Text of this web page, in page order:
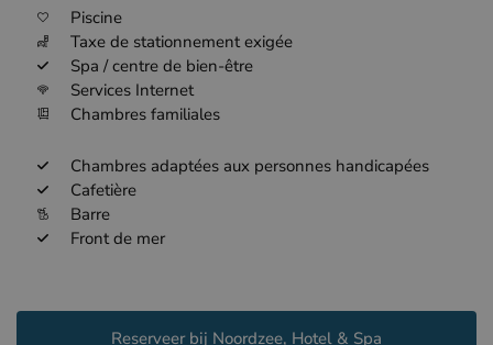
Piscine
Taxe de stationnement exigée
Spa / centre de bien-être
Services Internet
Chambres familiales
Chambres adaptées aux personnes handicapées
Cafetière
Barre
Front de mer
Reserveer bij Noordzee, Hotel & Spa